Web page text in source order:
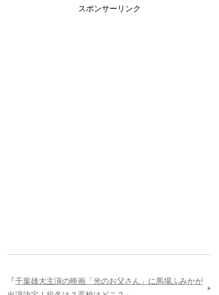
スポンサーリンク
「 千葉雄大主演の映画「光のお父さん」に馬場ふみかが